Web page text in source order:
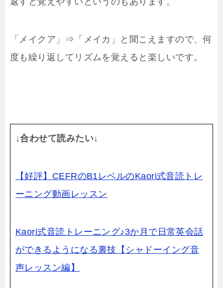
「メイクア」⇒「メイカ」と聞こえますので、何
度も繰り返してリズムを覚えると楽しいです。
↓合わせて読みたい↓
【好評】CEFRのB1レベルのKaori式音読トレ
ーニング動画レッスン
Kaori式音読トレーニング♪3か月で日常英会話
ができるようになる裏技【シャドーイング音
声レッスン編】